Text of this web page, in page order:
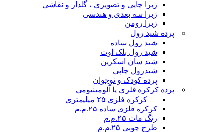
زبرا چاپی و تصویری ، گلدار و نقاشی
زبرا سه بعدی و هندسی
زبرا رومن
پرده شید رول
شید رول ساده
شید رول بلک اوت
شید سان اسکرین
شیدرول چاپی
پرده کودک و نوجوان
پرده کرکره فلزی یا آلومینیومی
__ کرکره فلزی ۲۵ میلیمتری
کرکره فلزی ساده ۲۵.م.م
رنگ مات ۲۵.م.م
طرح چوبی ۲۵.م.م